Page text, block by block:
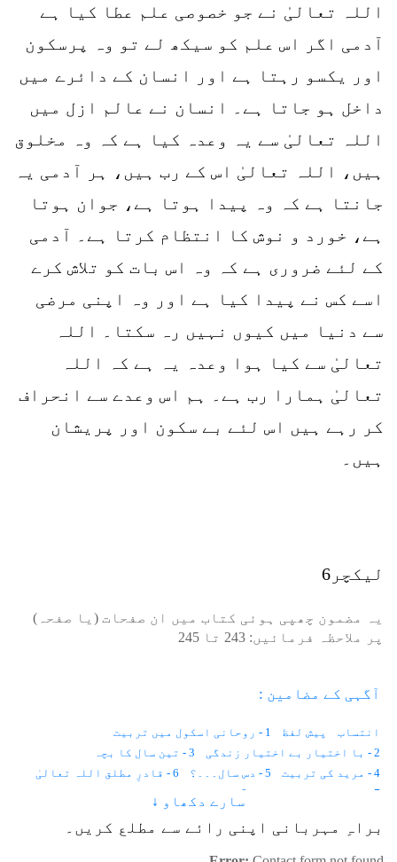
اللہ تعالیٰ نے جو خصوصی علم عطا کیا ہے
آدمی اگر اس علم کو سیکھ لے تو وہ پرسکون
اور یکسو رہتا ہے اور انسان کے دائرے میں
داخل ہو جاتا ہے۔ انسان نے عالم ازل میں
اللہ تعالیٰ سے یہ وعدہ کیا ہے کہ وہ مخلوق
ہیں، اللہ تعالیٰ اس کے رب ہیں، ہر آدمی یہ
جانتا ہے کہ وہ پیدا ہوتا ہے، جوان ہوتا
ہے، خورد و نوش کا انتظام کرتا ہے۔ آدمی
کے لئے ضروری ہے کہ وہ اس بات کو تلاش کرے
اسے کس نے پیدا کیا ہے اور وہ اپنی مرضی
سے دنیا میں کیوں نہیں رہ سکتا۔ اللہ
تعالیٰ سے کیا ہوا وعدہ یہ ہے کہ اللہ
تعالیٰ ہمارا رب ہے۔ ہم اس وعدے سے انحراف
کر رہے ہیں اس لئے بے سکون اور پریشان
ہیں۔
لیکچر6
یہ مضمون چھپی ہوئی کتاب میں ان صفحات (یا صفحہ)
پر ملاحظہ فرمائیں: 243 تا 245
آگہی کے مضامین :
انتساب پیش لفظ
1 - روحانی اسکول میں تربیت
2 - با اختیار بے اختیار زندگی
3 - تین سال کا بچہ
4 - مرید کی تربیت
5 - دس سال۔۔۔؟
6 - قادرِ مطلق اللہ تعالیٰ
7 - موت حفاظت کرتی ہے
8 - باہر نہیں ہم اندر دیکھتے ہیں
10 - نیند اور شعور
12 - لازمانیت اور زمانیت
13 - مثال
14 - وقت۔۔۔؟
سارے دکھاو ↓
براہِ مہربانی اپنی رائے سے مطلع کریں۔